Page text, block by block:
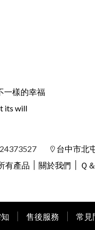
一樣的幸福
its will
台中市北
有產品 關於我們 Ｑ
售後服務 常見